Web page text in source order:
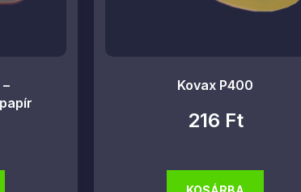
Kovax P400
216 Ft